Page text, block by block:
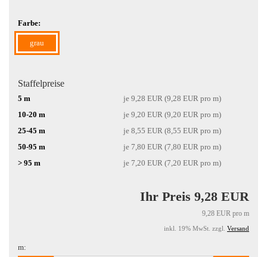
Farbe:
grau
Staffelpreise
5 m
je 9,28 EUR (9,28 EUR pro m)
10-20 m
je 9,20 EUR (9,20 EUR pro m)
25-45 m
je 8,55 EUR (8,55 EUR pro m)
50-95 m
je 7,80 EUR (7,80 EUR pro m)
> 95 m
je 7,20 EUR (7,20 EUR pro m)
Ihr Preis 9,28 EUR
9,28 EUR pro m
inkl. 19% MwSt. zzgl. Versand
m: